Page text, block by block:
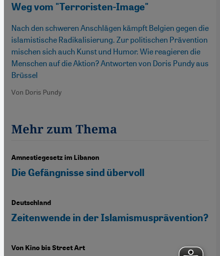
Weg vom "Terroristen-Image"
Nach den schweren Anschlägen kämpft Belgien gegen die
islamistische Radikalisierung. Zur politischen Prävention
mischen sich auch Kunst und Humor. Wie reagieren die
Menschen auf die Aktion? Antworten von Doris Pundy aus
Brüssel
Von Doris Pundy
Mehr zum Thema
Amnestiegesetz im Libanon
Die Gefängnisse sind übervoll
Deutschland
Zeitenwende in der Islamismusprävention?
Von Kino bis Street Art